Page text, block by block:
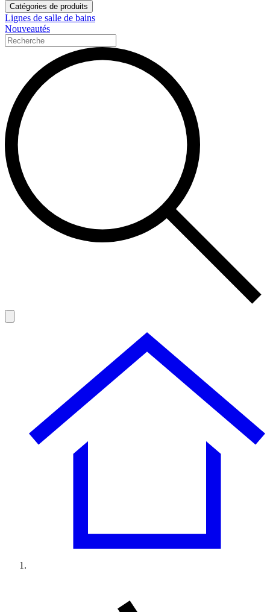
Catégories de produits
Lignes de salle de bains
Nouveautés